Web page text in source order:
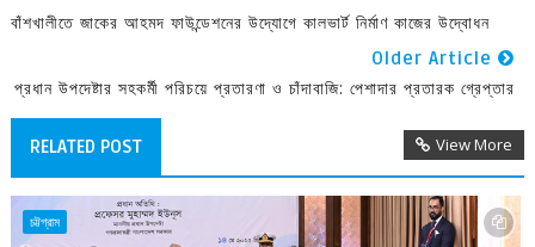
বাঁশখালীতে জাকের আহমদ ফাউন্ডেশনের উদ্যোগে কালভার্ট নির্মাণ কাজের উদ্বোধন
Older Article
প্রধান উপদেষ্টার সহকর্মী পরিচয়ে প্রতারণা ও চাঁদাবাজি: পেশাদার প্রতারক গ্রেপ্তার
RELATED POST View More
চট্টগ্রাম